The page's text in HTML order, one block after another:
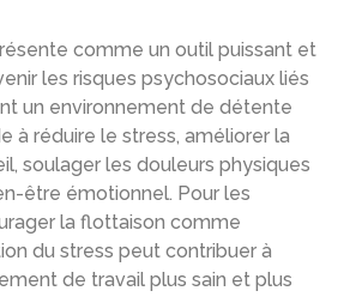
comme un outil puissant et
les risques psychosociaux liés
un environnement de détente
à réduire le stress, améliorer la
soulager les douleurs physiques
être émotionnel. Pour les
la flottaison comme
du stress peut contribuer à
de travail plus sain et plus